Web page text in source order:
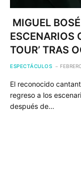
MIGUEL
ESCENARIOS
TOUR’ TRAS
ESPECTÁCULOS
El reconocido
regreso a los
después de…